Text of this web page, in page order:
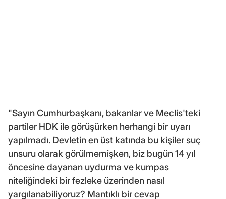
"Sayın Cumhurbaşkanı, bakanlar ve Meclis'teki
partiler HDK ile görüşürken herhangi bir uyarı
yapılmadı. Devletin en üst katında bu kişiler suç
unsuru olarak görülmemişken, biz bugün 14 yıl
öncesine dayanan uydurma ve kumpas
niteliğindeki bir fezleke üzerinden nasıl
yargılanabiliyoruz? Mantıklı bir cevap